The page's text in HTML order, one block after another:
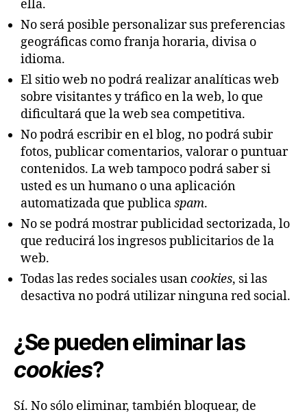
ella.
No será posible personalizar sus preferencias
geográficas como franja horaria, divisa o
idioma.
El sitio web no podrá realizar analíticas web
sobre visitantes y tráfico en la web, lo que
dificultará que la web sea competitiva.
No podrá escribir en el blog, no podrá subir
fotos, publicar comentarios, valorar o puntuar
contenidos. La web tampoco podrá saber si
usted es un humano o una aplicación
automatizada que publicaspam.
No se podrá mostrar publicidad sectorizada, lo
que reducirá los ingresos publicitarios de la
web.
Todas las redes sociales usancookies, si las
desactiva no podrá utilizar ninguna red social.
¿Se pueden eliminar las
cookies?
Sí. No sólo eliminar, también bloquear, de